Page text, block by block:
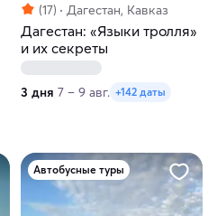
(17) Дагестан, Кавказ
Дагестан: «Языки тролля»
и их секреты
3 дня 7 – 9 авг. +142 даты
Автобусные туры